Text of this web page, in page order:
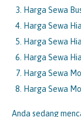
Harga Sewa
Harga Sewa
Harga Sewa
Harga Sewa
Harga Sewa
Harga Sewa
Anda sedang